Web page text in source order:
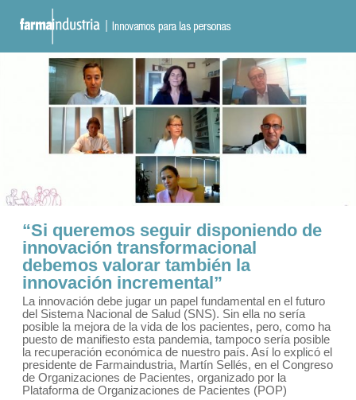
“Si queremos seguir disponiendo de
innovación transformacional
debemos valorar también la
innovación incremental”
La innovación debe jugar un papel fundamental en el futuro
del Sistema Nacional de Salud (SNS). Sin ella no sería
posible la mejora de la vida de los pacientes, pero, como ha
puesto de manifiesto esta pandemia, tampoco sería posible
la recuperación económica de nuestro país. Así lo explicó el
presidente de Farmaindustria, Martín Sellés, en el Congreso
de Organizaciones de Pacientes, organizado por la
Plataforma de Organizaciones de Pacientes (POP)